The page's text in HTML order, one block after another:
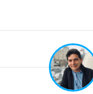
consultor estratégico
reconhecido como
referências do